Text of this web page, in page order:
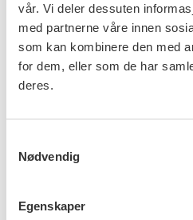
vår. Vi deler dessuten
med partnerne våre innen
som kan kombinere den med
for dem, eller som de har
deres.
Nødvendig
Egenskaper
Flere saker